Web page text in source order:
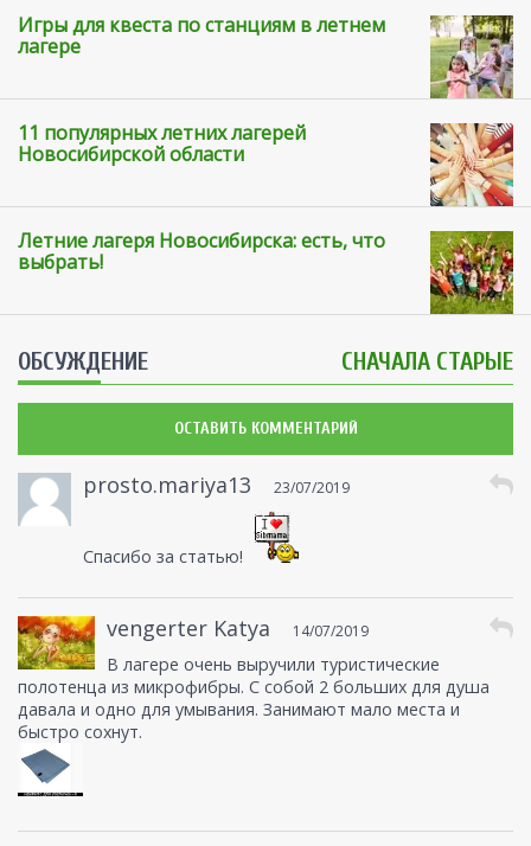
Игры для квеста по станциям в летнем
лагере
11 популярных летних лагерей
Новосибирской области
Летние лагеря Новосибирска: есть, что
выбрать!
ОБСУЖДЕНИЕ СНАЧАЛА СТАРЫЕ
ОСТАВИТЬ КОММЕНТАРИЙ
prosto.mariya13 23/07/2019
Спасибо за статью!
vengerter Katya 14/07/2019
В лагере очень выручили туристические
полотенца из микрофибры. С собой 2 больших для душа
давала и одно для умывания. Занимают мало места и
быстро сохнут.